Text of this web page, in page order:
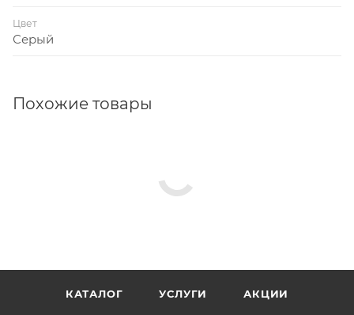
Цвет
Серый
Похожие товары
КАТАЛОГ УСЛУГИ АКЦИИ